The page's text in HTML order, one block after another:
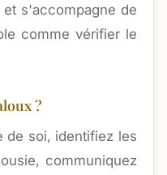
s'accompagne de
comme vérifier le
?
de soi, identifiez les
communiquez